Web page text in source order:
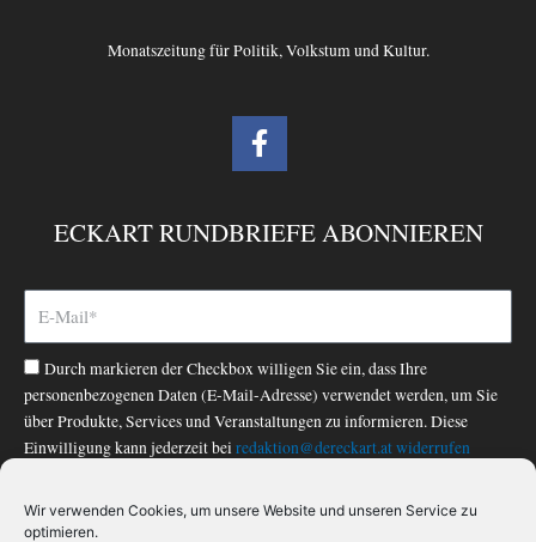
Wir verwenden Cookies, um unsere Website und unseren Service zu
optimieren.
Monatszeitung für Politik, Volkstum und Kultur.
F
a
b
o
-
f
ECKART RUNDBRIEFE ABONNIEREN
Durch markieren der Checkbox willigen Sie ein, dass Ihre
personenbezogenen Daten (E-Mail-Adresse) verwendet werden, um Sie
über Produkte, Services und Veranstaltungen zu informieren. Diese
Einwilligung kann jederzeit bei redaktion@dereckart.atwiderrufen
Datenschutzerklärung